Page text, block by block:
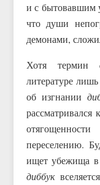
и с бытовавшим
что души
демонами,
Хотя термин
литературе
об изгнании
рассматривался
переселению.
ищет убежища в
диббук